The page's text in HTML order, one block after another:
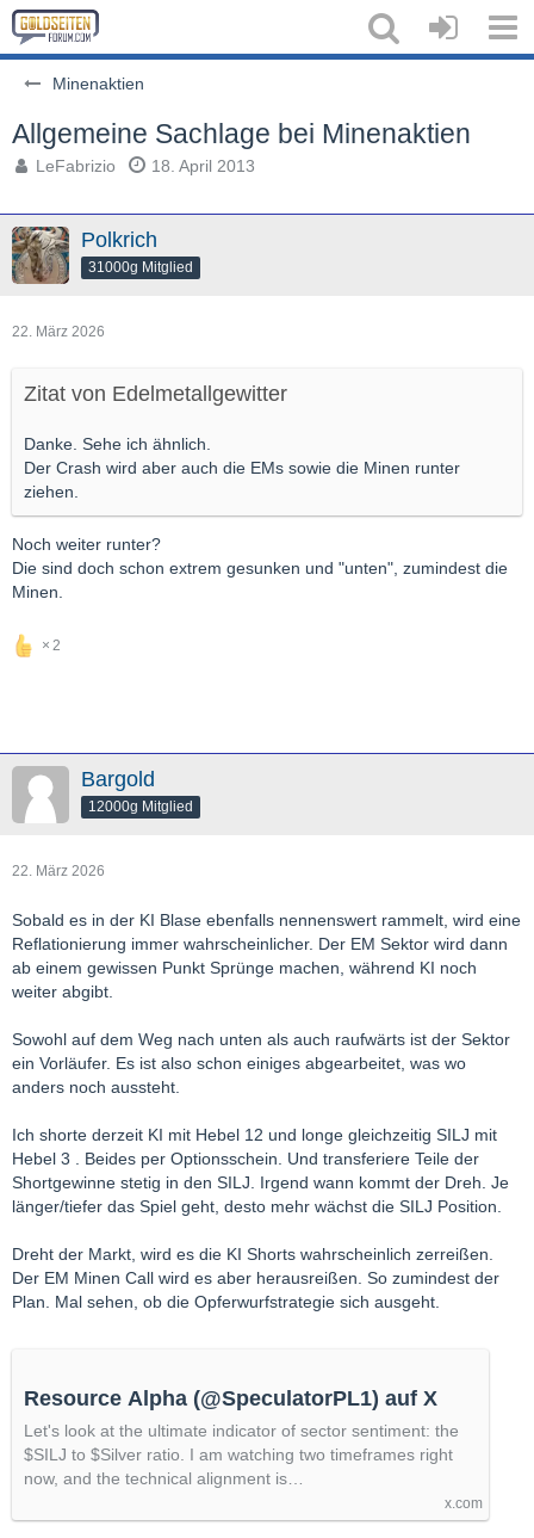
Minenaktien
Allgemeine Sachlage bei Minenaktien
LeFabrizio 18. April 2013
Polkrich
31000g Mitglied
22. März 2026
Zitat von Edelmetallgewitter
Danke. Sehe ich ähnlich.
Der Crash wird aber auch die EMs sowie die Minen runter
ziehen.
Noch weiter runter?
Die sind doch schon extrem gesunken und "unten", zumindest die
Minen.
2
Bargold
12000g Mitglied
22. März 2026
Sobald es in der KI Blase ebenfalls nennenswert rammelt, wird eine
Reflationierung immer wahrscheinlicher. Der EM Sektor wird dann
ab einem gewissen Punkt Sprünge machen, während KI noch
weiter abgibt.
Sowohl auf dem Weg nach unten als auch raufwärts ist der Sektor
ein Vorläufer. Es ist also schon einiges abgearbeitet, was wo
anders noch aussteht.
Ich shorte derzeit KI mit Hebel 12 und longe gleichzeitig SILJ mit
Hebel 3 . Beides per Optionsschein. Und transferiere Teile der
Shortgewinne stetig in den SILJ. Irgend wann kommt der Dreh. Je
länger/tiefer das Spiel geht, desto mehr wächst die SILJ Position.
Dreht der Markt, wird es die KI Shorts wahrscheinlich zerreißen.
Der EM Minen Call wird es aber herausreißen. So zumindest der
Plan. Mal sehen, ob die Opferwurfstrategie sich ausgeht.
Resource Alpha (@SpeculatorPL1) auf X
Let's look at the ultimate indicator of sector sentiment: the
$SILJ to $Silver ratio. I am watching two timeframes right
now, and the technical alignment is…
x.com